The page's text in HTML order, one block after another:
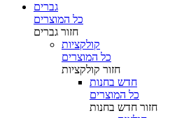
גברים
כל המוצרים
חזור גברים
קולקציות
כל המוצרים
חזור קולקציות
חדש בחנות
כל המוצרים
חזור חדש בחנות